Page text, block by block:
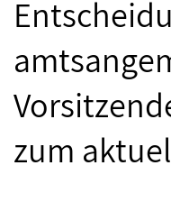
zum